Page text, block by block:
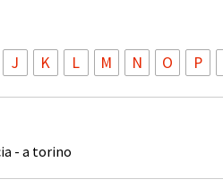
J K L M N O P
- a torino